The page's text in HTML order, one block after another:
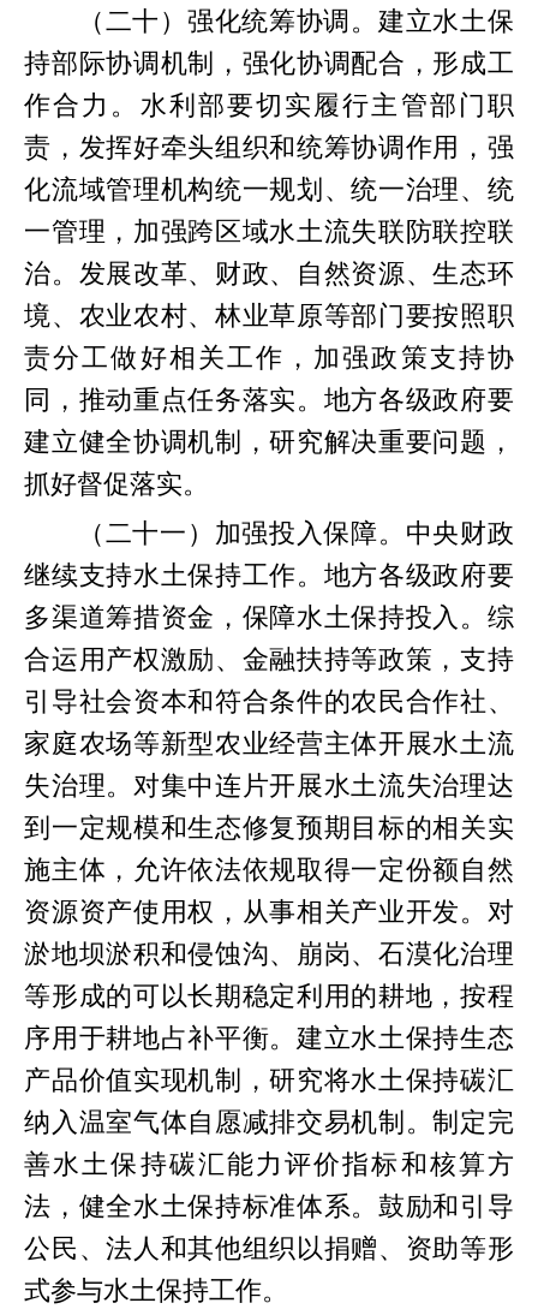
（二十）强化统筹协调。建立水土保
持部际协调机制，强化协调配合，形成工
作合力。水利部要切实履行主管部门职
责，发挥好牵头组织和统筹协调作用，强
化流域管理机构统一规划、统一治理、统
一管理，加强跨区域水土流失联防联控联
治。发展改革、财政、自然资源、生态环
境、农业农村、林业草原等部门要按照职
责分工做好相关工作，加强政策支持协
同，推动重点任务落实。地方各级政府要
建立健全协调机制，研究解决重要问题，
抓好督促落实。
（二十一）加强投入保障。中央财政
继续支持水土保持工作。地方各级政府要
多渠道筹措资金，保障水土保持投入。综
合运用产权激励、金融扶持等政策，支持
引导社会资本和符合条件的农民合作社、
家庭农场等新型农业经营主体开展水土流
失治理。对集中连片开展水土流失治理达
到一定规模和生态修复预期目标的相关实
施主体，允许依法依规取得一定份额自然
资源资产使用权，从事相关产业开发。对
淤地坝淤积和侵蚀沟、崩岗、石漠化治理
等形成的可以长期稳定利用的耕地，按程
序用于耕地占补平衡。建立水土保持生态
产品价值实现机制，研究将水土保持碳汇
纳入温室气体自愿减排交易机制。制定完
善水土保持碳汇能力评价指标和核算方
法，健全水土保持标准体系。鼓励和引导
公民、法人和其他组织以捐赠、资助等形
式参与水土保持工作。